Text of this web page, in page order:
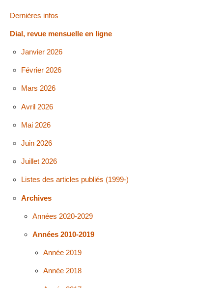
Dernières infos
Dial, revue mensuelle en ligne
Janvier 2026
Février 2026
Mars 2026
Avril 2026
Mai 2026
Juin 2026
Juillet 2026
Listes des articles publiés (1999-)
Archives
Années 2020-2029
Années 2010-2019
Année 2019
Année 2018